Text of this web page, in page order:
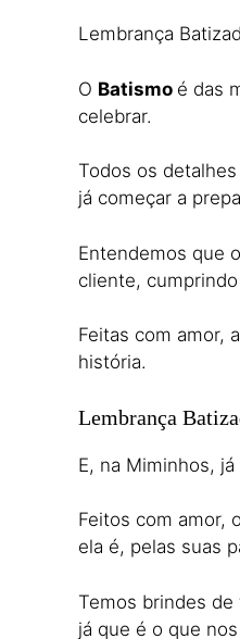
Lembrança
O Batismo é das
celebrar.
Todos os
já começar a
Entendemos que
cliente,
Feitas com amor,
história.
Lembrança
E, na Miminhos,
Feitos com amor,
ela é, pelas suas
Temos brindes
já que é o que